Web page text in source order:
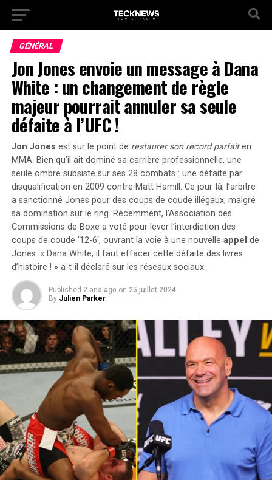
GÉNÉRAL
Jon Jones envoie un message à Dana
White : un changement de règle
majeur pourrait annuler sa seule
défaite à l’UFC !
Jon Jones est sur le point de restaurer son record parfaiten
MMA. Bien qu’il ait dominé sa carrière professionnelle, une
seule ombre subsiste sur ses 28 combats : une défaite par
disqualification en 2009 contre Matt Hamill. Ce jour-là, l’arbitre
a sanctionné Jones pour des coups de coude illégaux, malgré
sa domination sur le ring. Récemment, l’Association des
Commissions de Boxe a voté pour lever l’interdiction des
coups de coude ’12-6′, ouvrant la voie à une nouvelle appel de
Jones. « Dana White, il faut effacer cette défaite des livres
d’histoire ! » a-t-il déclaré sur les réseaux sociaux.
Published 2 ans ago on 25 juillet 2024
By Julien Parker